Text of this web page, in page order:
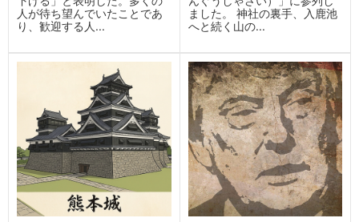
人が待ち望んでいたことであ
り、歓迎する人...
ました。 神社の裏手、入鹿池
へと続く山の...